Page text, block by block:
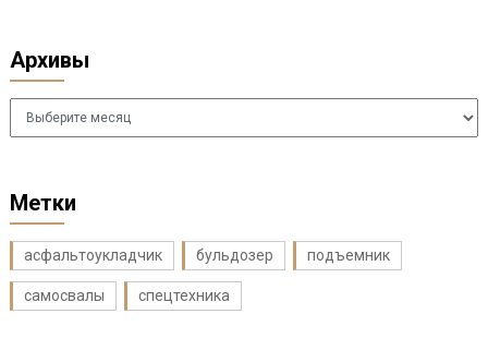
Архивы
Архивы
Метки
асфальтоукладчик бульдозер подъемник
самосвалы спецтехника